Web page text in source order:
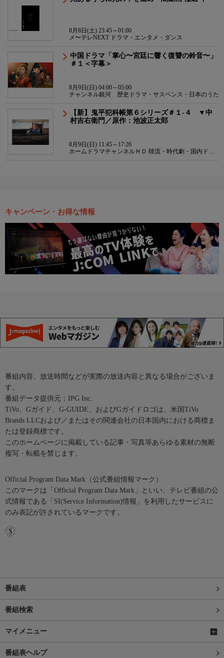
8月8日(土) 23:45～01:00
メ〜テレNEXT ドラマ・エンタメ・ダンス
中国ドラマ「掌心〜宮廷に響く復讐の鈴音〜」
＃１＜字幕＞
8月9日(日) 04:00～05:00
チャンネル銀河 歴史ドラマ・サスペンス・日本のうた
【新】鬼平犯科帳第６シリーズ＃１-４ ▼中
村吉右衛門／原作：池波正太郎
8月9日(日) 11:45～17:26
ホームドラマチャンネルＨＤ 韓流・時代劇・国内ドラ
キャンペーン・お得な情報
番組内容、放送時間などが実際の放送内容と異なる場合がございま
す。
番組データ提供元：IPG Inc.
TiVo、Gガイド、G-GUIDE、およびGガイドロゴは、米国TiVo
Brands LLCおよび／またはその関連会社の日本国内における商標ま
たは登録商標です。
このホームページに掲載している記事・写真等あらゆる素材の無断
複写・転載を禁じます。
Official Program Data Mark（公式番組情報マーク）
このマークは「Official Program Data Mark」といい、テレビ番組の公
式情報である「SI(Service Information)情報」を利用したサービスに
のみ表記が許されているマークです。
番組表
番組検索
マイメニュー
番組表ヘルプ